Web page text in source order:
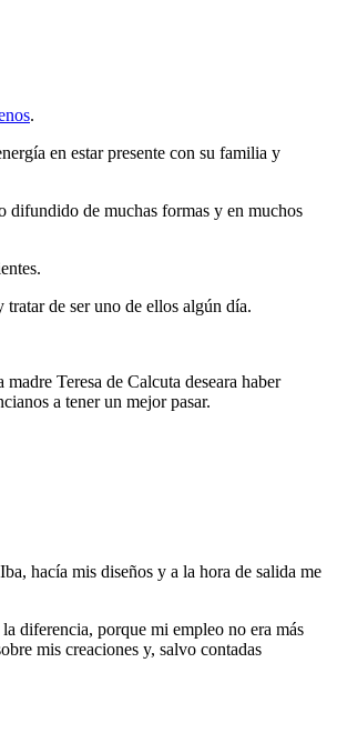
.
en estar presente con su familia y
difundido de muchas formas y en muchos
de ser uno de ellos algún día.
Teresa de Calcuta deseara haber
a tener un mejor pasar.
hacía mis diseños y a la hora de salida me
diferencia, porque mi empleo no era más
mis creaciones y, salvo contadas